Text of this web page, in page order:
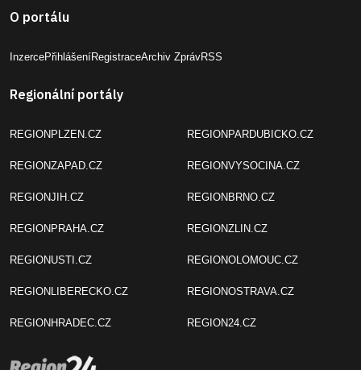
O portálu
InzercePřihlášeníRegistraceArchiv ZprávRSS
Regionální portály
REGIONPLZEN.CZ
REGIONZAPAD.CZ
REGIONJIH.CZ
REGIONPRAHA.CZ
REGIONUSTI.CZ
REGIONLIBERECKO.CZ
REGIONHRADEC.CZ
REGIONPARDUBICKO.CZ
REGIONVYSOCINA.CZ
REGIONBRNO.CZ
REGIONZLIN.CZ
REGIONOLOMOUC.CZ
REGIONOSTRAVA.CZ
REGION24.CZ